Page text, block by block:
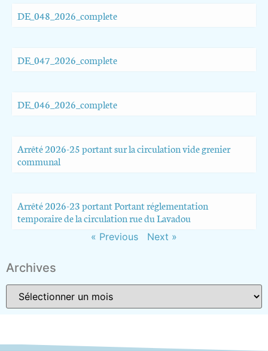
DE_048_2026_complete
DE_047_2026_complete
DE_046_2026_complete
Arrêté 2026-25 portant sur la circulation vide grenier
communal
Arrêté 2026-23 portant Portant réglementation
temporaire de la circulation rue du Lavadou
« Previous Next »
Archives